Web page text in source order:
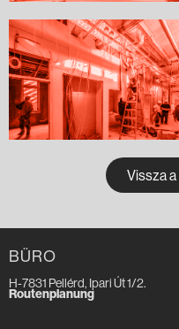
Vissza
BÜRO
H-7831 Pellérd, Ipari Út 1/2.
Routenplanung